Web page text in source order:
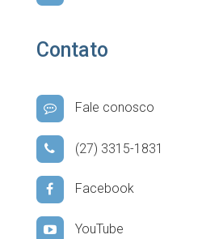
Contato
Fale conosco
(27) 3315-1831
Facebook
YouTube